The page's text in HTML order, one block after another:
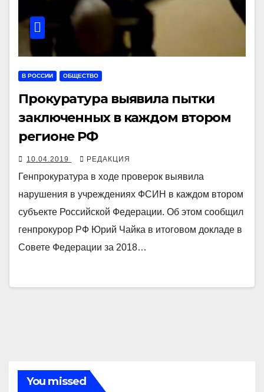
В РОССИИ ОБЩЕСТВО
Прокуратура выявила пытки
заключенных в каждом втором
регионе РФ
10.04.2019 РЕДАКЦИЯ
Генпрокуратура в ходе проверок выявила
нарушения в учреждениях ФСИН в каждом втором
субъекте Российской Федерации. Об этом сообщил
генпрокурор РФ Юрий Чайка в итоговом докладе в
Совете Федерации за 2018…
You missed